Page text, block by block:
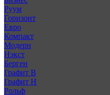
Руум
Горизонт
Евро
Компакт
Модерн
Нэкст
Берген
Графит В
Графит Н
Рольф